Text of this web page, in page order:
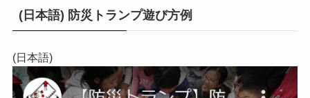
(日本語) 防災トランプ遊び方例
(日本語)